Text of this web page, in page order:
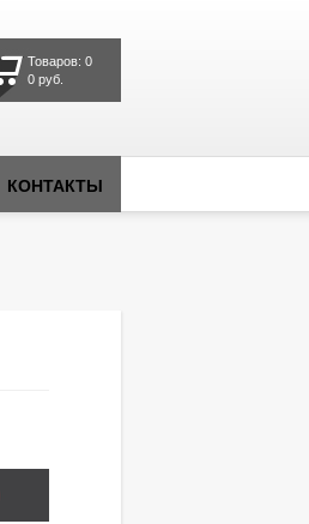
Товаров: 0
0 руб.
КОНТАКТЫ